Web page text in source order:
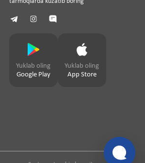
Yuklab oling
Google Play
Yuklab oling
App Store